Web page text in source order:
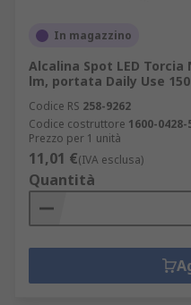
In magazzino
Alcalina Spot LED
lm, portata Daily Use
Codice RS 258-9262
Codice costruttore 1600-0428-
Prezzo per 1 unità
11,01 €(IVA esclusa)
Quantità